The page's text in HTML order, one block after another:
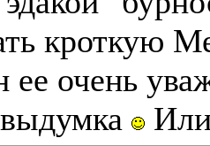
кроткую
очень